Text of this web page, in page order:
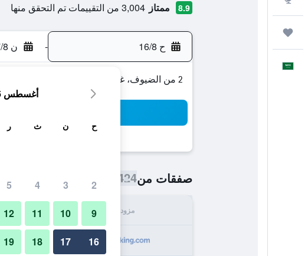
8.9 ممتاز 3,004 من التقييمات تم التحقق منها
ح 16/8 - ن 17/8
2 من الضيوف، غرفة واحدة
صفقات من424 ﷼
مزود الإجمالي في الليلة
424 ﷼
أغسطس 2026
ح ن ث ر
2
3
4
5
9
10
11
12
16
17
18
19